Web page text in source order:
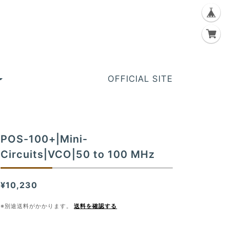
OFFICIAL SITE
POS-100+|Mini-
Circuits|VCO|50 to 100 MHz
¥10,230
※別途送料がかかります。 送料を確認する